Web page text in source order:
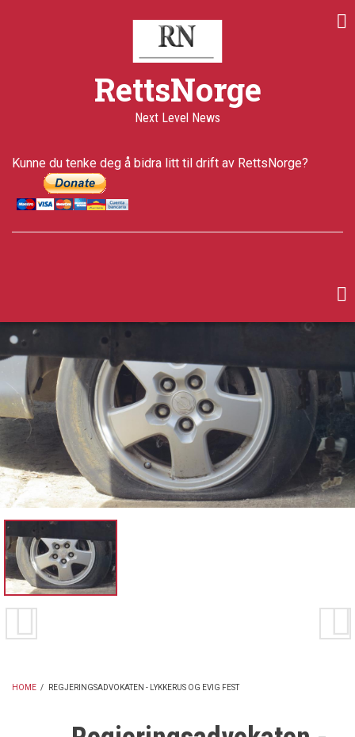
RettsNorge
Next Level News
Kunne du tenke deg å bidra litt til drift av RettsNorge?
HOME / REGJERINGSADVOKATEN - LYKKERUS OG EVIG FEST
updated
5 years ago